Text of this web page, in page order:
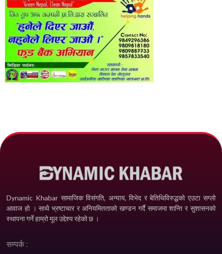
Dynamic Khabar सामाजिक विसंगति, अन्याय, विभेद­ र बेतिथिविरुद्धको एउटा सग्लो
आवाज हो । साथै भ्रष्टाचार र अनियमितताको खण्डन गर्दै समाजमा शान्ति र सुशासनको
स्थापना गर्ने हाम्रो मूल उद्देश्य रहेको छ ।
सम्पर्क :